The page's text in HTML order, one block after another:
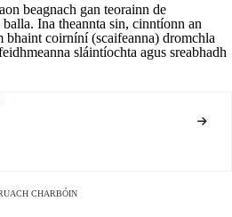
beagnach gan teorainn de
Ina theannta sin, cinntíonn an
bhaint coirníní (scaifeanna) dromchla
sláintíochta agus sreabhadh
CHARBÓIN